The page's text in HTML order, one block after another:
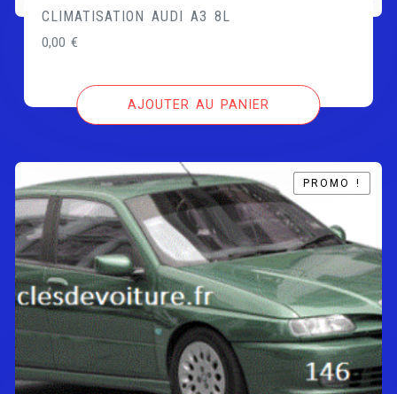
CLIMATISATION AUDI A3 8L
0,00€
AJOUTER AU PANIER
PROMO !
PROMO !